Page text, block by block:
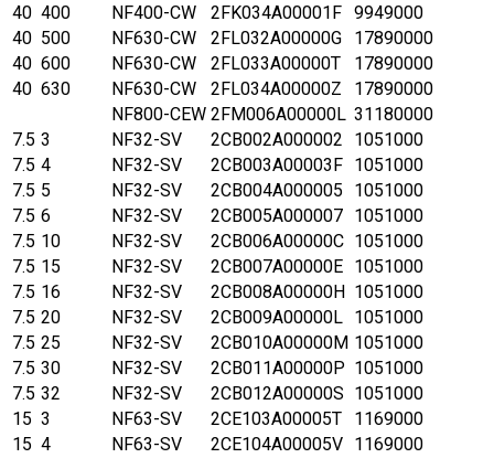
40 400 NF400-CW 2FK034A00001F 9949000
40 500 NF630-CW 2FL032A00000G
17890000
40 600 NF630-CW 2FL033A00000T
17890000
40 630 NF630-CW 2FL034A00000Z
17890000
NF800-CEW 2FM006A00000L 31180000
7.5 3 NF32-SV 2CB002A000002
1051000
7.5 4 NF32-SV 2CB003A00003F 1051000
7.5 5 NF32-SV 2CB004A000005
1051000
7.5 6 NF32-SV 2CB005A000007 1051000
7.5 10 NF32-SV 2CB006A00000C 1051000
7.5 15 NF32-SV 2CB007A00000E 1051000
7.5 16 NF32-SV 2CB008A00000H 1051000
7.5 20 NF32-SV 2CB009A00000L 1051000
7.5 25 NF32-SV 2CB010A00000M 1051000
7.5 30 NF32-SV 2CB011A00000P 1051000
7.5 32 NF32-SV 2CB012A00000S 1051000
15 3 NF63-SV 2CE103A00005T
1169000
15 4 NF63-SV 2CE104A00005V 1169000